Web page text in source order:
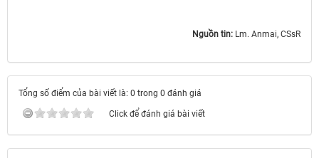
Nguồn tin: Lm. Anmai, CSsR
Tổng số điểm của bài viết là: 0 trong 0 đánh giá
Click để đánh giá bài viết